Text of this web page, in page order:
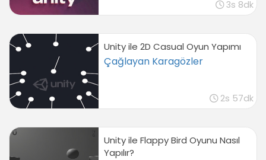
3s 8dk
Unity ile 2D Casual Oyun Yapımı
Çağlayan Karagözler
2s 57dk
Unity ile Flappy Bird Oyunu Nasıl
Yapılır?